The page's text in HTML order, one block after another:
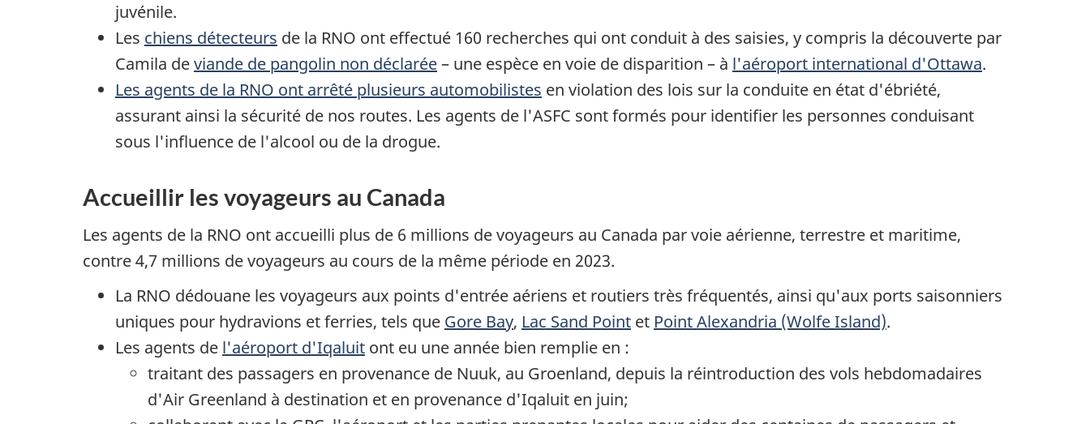
juvénile.
Les chiens détecteurs de la RNO ont effectué 160 recherches qui ont conduit à des saisies, y compris la découverte par
Camila deviande de pangolin non déclarée– une espèce en voie de disparition – à l'aéroport international d'Ottawa.
Les agents de la RNO ont arrêté plusieurs automobilistes en violation des lois sur la conduite en état d'ébriété,
assurant ainsi la sécurité de nos routes. Les agents de l'ASFC sont formés pour identifier les personnes conduisant
sous l'influence de l'alcool ou de la drogue.
Accueillir les voyageurs au Canada
Les agents de la RNO ont accueilli plus de 6 millions de voyageurs au Canada par voie aérienne, terrestre et maritime,
contre 4,7 millions de voyageurs au cours de la même période en 2023.
La RNO dédouane les voyageurs aux points d'entrée aériens et routiers très fréquentés, ainsi qu'aux ports saisonniers
uniques pour hydravions et ferries, tels que Gore Bay, Lac Sand Point et Point Alexandria (Wolfe Island).
Les agents de l'aéroport d'Iqaluit ont eu une année bien remplie en :
traitant des passagers en provenance de Nuuk, au Groenland, depuis la réintroduction des vols hebdomadaires
d'Air Greenland à destination et en provenance d'Iqaluit en juin;